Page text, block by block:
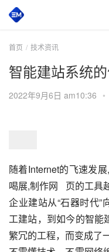
首页 技术资讯
智能建站系统
2022年9月6日 am10:36 •
随着Internet的飞速发
喝展,制作网   页的工具
企业建站从“石器时代”
工建站，到如今的智能
繁冗的工程，而变成了